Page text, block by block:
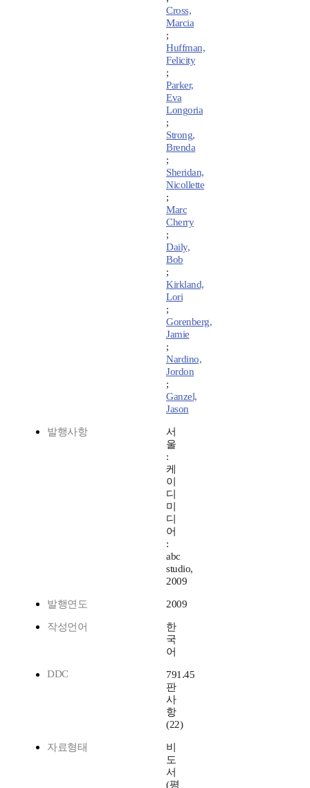
Cross,
Marcia
;
Huffman,
Felicity
;
Parker,
Eva
Longoria
;
Strong,
Brenda
;
Sheridan,
Nicollette
;
Marc
Cherry
;
Daily,
Bob
;
Kirkland,
Lori
;
Gorenberg,
Jamie
;
Nardino,
Jordon
;
Ganzel,
Jason
발행사항
서
울
:
케
이
디
미
디
어
:
abc
studio,
2009
발행연도 2009
작성언어
한
국
어
DDC
791.45
판
사
항
(22)
자료형태
비
도
서
(평